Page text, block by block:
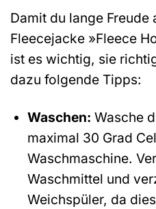
Damit du lange Freude
Fleecejacke »Fleece
ist es wichtig, sie
dazu folgende Tipps:
Waschen: Wasche
maximal 30 Grad
Waschmaschine.
Waschmittel und
Weichspüler, da